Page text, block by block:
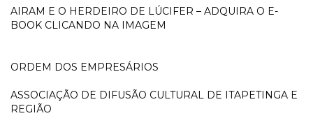
AIRAM E O HERDEIRO DE LÚCIFER – ADQUIRA O E-
BOOK CLICANDO NA IMAGEM
ORDEM DOS EMPRESÁRIOS
ASSOCIAÇÃO DE DIFUSÃO CULTURAL DE ITAPETINGA E
REGIÃO